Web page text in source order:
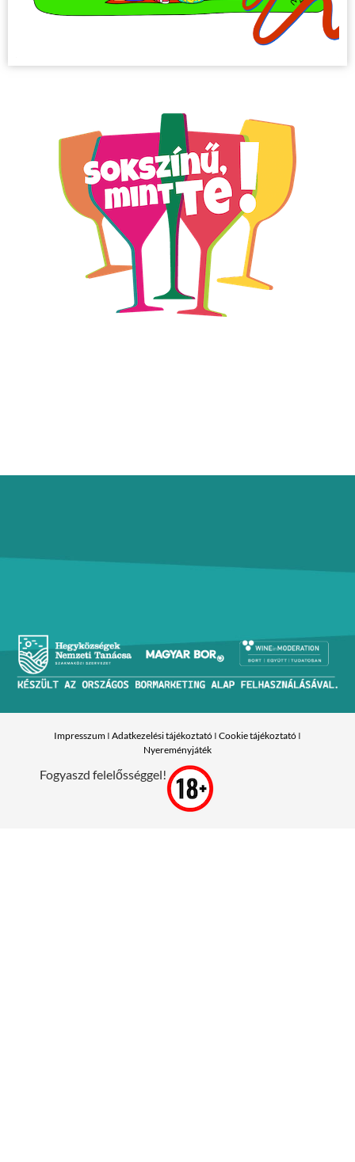
Impresszum I Adatkezelési tájékoztató I Cookie tájékoztató I
Nyereményjáték
Fogyaszd felelősséggel!